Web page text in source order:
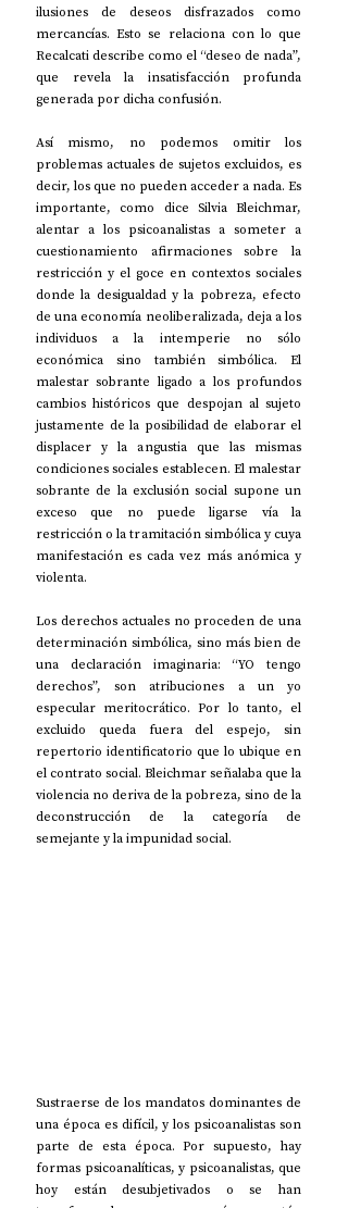
ilusiones de deseos disfrazados como
mercancías. Esto se relaciona con lo que
Recalcati describe como el “deseo de nada”,
que revela la insatisfacción profunda
generada por dicha confusión.
Así mismo, no podemos omitir los
problemas actuales de sujetos excluidos, es
decir, los que no pueden acceder a nada. Es
importante, como dice Silvia Bleichmar,
alentar a los psicoanalistas a someter a
cuestionamiento afirmaciones sobre la
restricción y el goce en contextos sociales
donde la desigualdad y la pobreza, efecto
de una economía neoliberalizada, deja a los
individuos a la intemperie no sólo
económica sino también simbólica. El
malestar sobrante ligado a los profundos
cambios históricos que despojan al sujeto
justamente de la posibilidad de elaborar el
displacer y la angustia que las mismas
condiciones sociales establecen. El malestar
sobrante de la exclusión social supone un
exceso que no puede ligarse vía la
restricción o la tramitación simbólica y cuya
manifestación es cada vez más anómica y
violenta.
Los derechos actuales no proceden de una
determinación simbólica, sino más bien de
una declaración imaginaria: “YO tengo
derechos”, son atribuciones a un yo
especular meritocrático. Por lo tanto, el
excluido queda fuera del espejo, sin
repertorio identificatorio que lo ubique en
el contrato social. Bleichmar señalaba que la
violencia no deriva de la pobreza, sino de la
deconstrucción de la categoría de
semejante y la impunidad social.
Sustraerse de los mandatos dominantes de
una época es difícil, y los psicoanalistas son
parte de esta época. Por supuesto, hay
formas psicoanalíticas, y psicoanalistas, que
hoy están desubjetivados o se han